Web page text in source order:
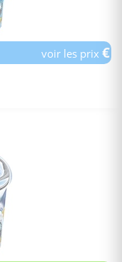
voir les prix€